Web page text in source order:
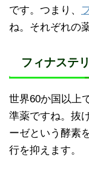
です。つまり、
ね。それぞれの
フィナステ
世界60か国以上
準薬ですね。抜
ーゼという酵素
行を抑えます。